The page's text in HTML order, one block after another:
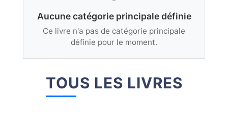
Aucune catégorie principale définie
Ce livre n'a pas de catégorie principale
définie pour le moment.
TOUS LES LIVRES